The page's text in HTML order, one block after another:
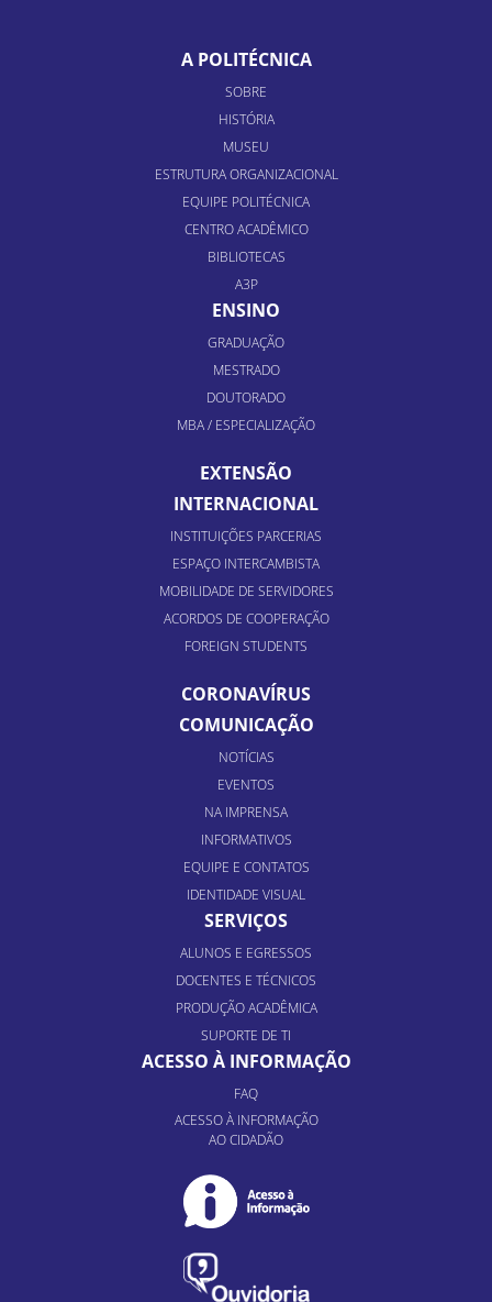
A POLITÉCNICA
SOBRE
HISTÓRIA
MUSEU
ESTRUTURA ORGANIZACIONAL
EQUIPE POLITÉCNICA
CENTRO ACADÊMICO
BIBLIOTECAS
A3P
ENSINO
GRADUAÇÃO
MESTRADO
DOUTORADO
MBA / ESPECIALIZAÇÃO
EXTENSÃO
INTERNACIONAL
INSTITUIÇÕES PARCERIAS
ESPAÇO INTERCAMBISTA
MOBILIDADE DE SERVIDORES
ACORDOS DE COOPERAÇÃO
FOREIGN STUDENTS
CORONAVÍRUS
COMUNICAÇÃO
NOTÍCIAS
EVENTOS
NA IMPRENSA
INFORMATIVOS
EQUIPE E CONTATOS
IDENTIDADE VISUAL
SERVIÇOS
ALUNOS E EGRESSOS
DOCENTES E TÉCNICOS
PRODUÇÃO ACADÊMICA
SUPORTE DE TI
ACESSO À INFORMAÇÃO
FAQ
ACESSO À INFORMAÇÃO
AO CIDADÃO